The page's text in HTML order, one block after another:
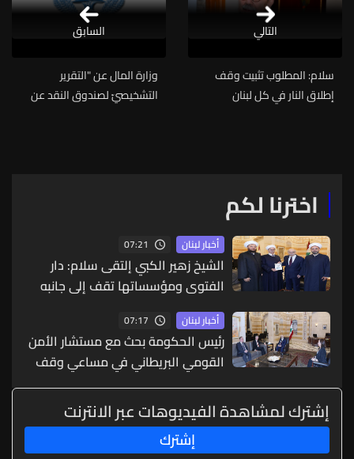
التالي
سلام: المطلوب تثبيت وقف
إطلاق النار في كل لبنان
وزارة المال عن "التقرير
التشخيصيّ لصندوق النقد عن
السابق
اخترنا لكم
أخبار لبنان 07:21
الشيخ زهير الكبي إلتقى سلام: دار
الفتوى ومؤسساتها تقف إلى جانبه
وتدعم مواقفه الإسلامية والوطنية
أخبار لبنان 07:17
رئيس الحكومة بحث مع مستشار الأمن
القومي البريطاني في مساعي وقف
الحرب في المنطقة
إشترك لمشاهدة الفيديوهات عبر الانترنت
إشترك